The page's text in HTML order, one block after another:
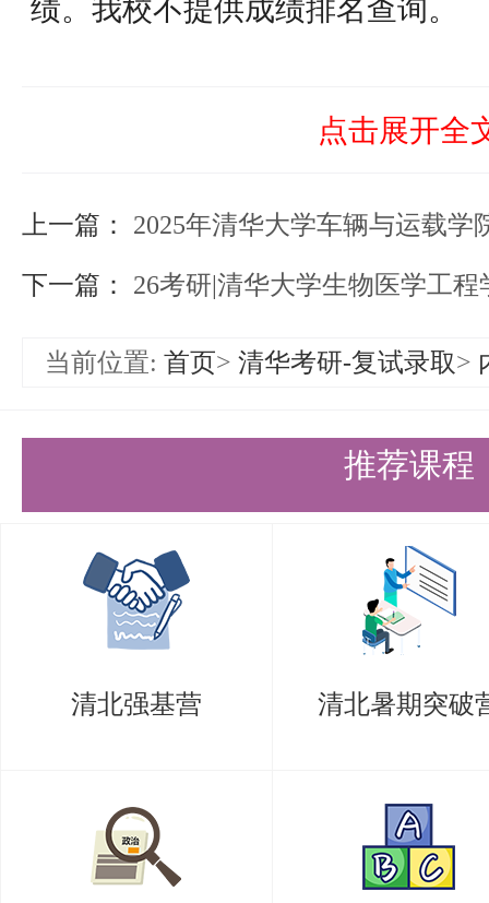
绩。我校不提供成绩排名查询。
根据上级招生主管部门的安排，
复核申请，逾期不予受理。根据
复核仅限于核查考生答卷是否有
复核申请方式为：在上述时间内
询初试成绩的账号相同。登录后
生招生” 下 “初试成绩复核”，进
1、统考科目成绩复核
卷管理严谨细致，各题得分均经
卷质量、数据准确性均有保证。
点击展开全
上一篇： 2025年清华大学车辆与运载学院招收港澳台地
下一篇： 26考研|清华大学生物医学工
当前位置: 首页> 清华考研-复试录取>
推荐课程
清北强基营 清北暑期突破